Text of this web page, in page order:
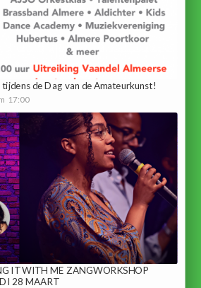
de Dag van de Amateurkunst!
17:00
IT WITH ME ZANGWORKSHOP
28 MAART